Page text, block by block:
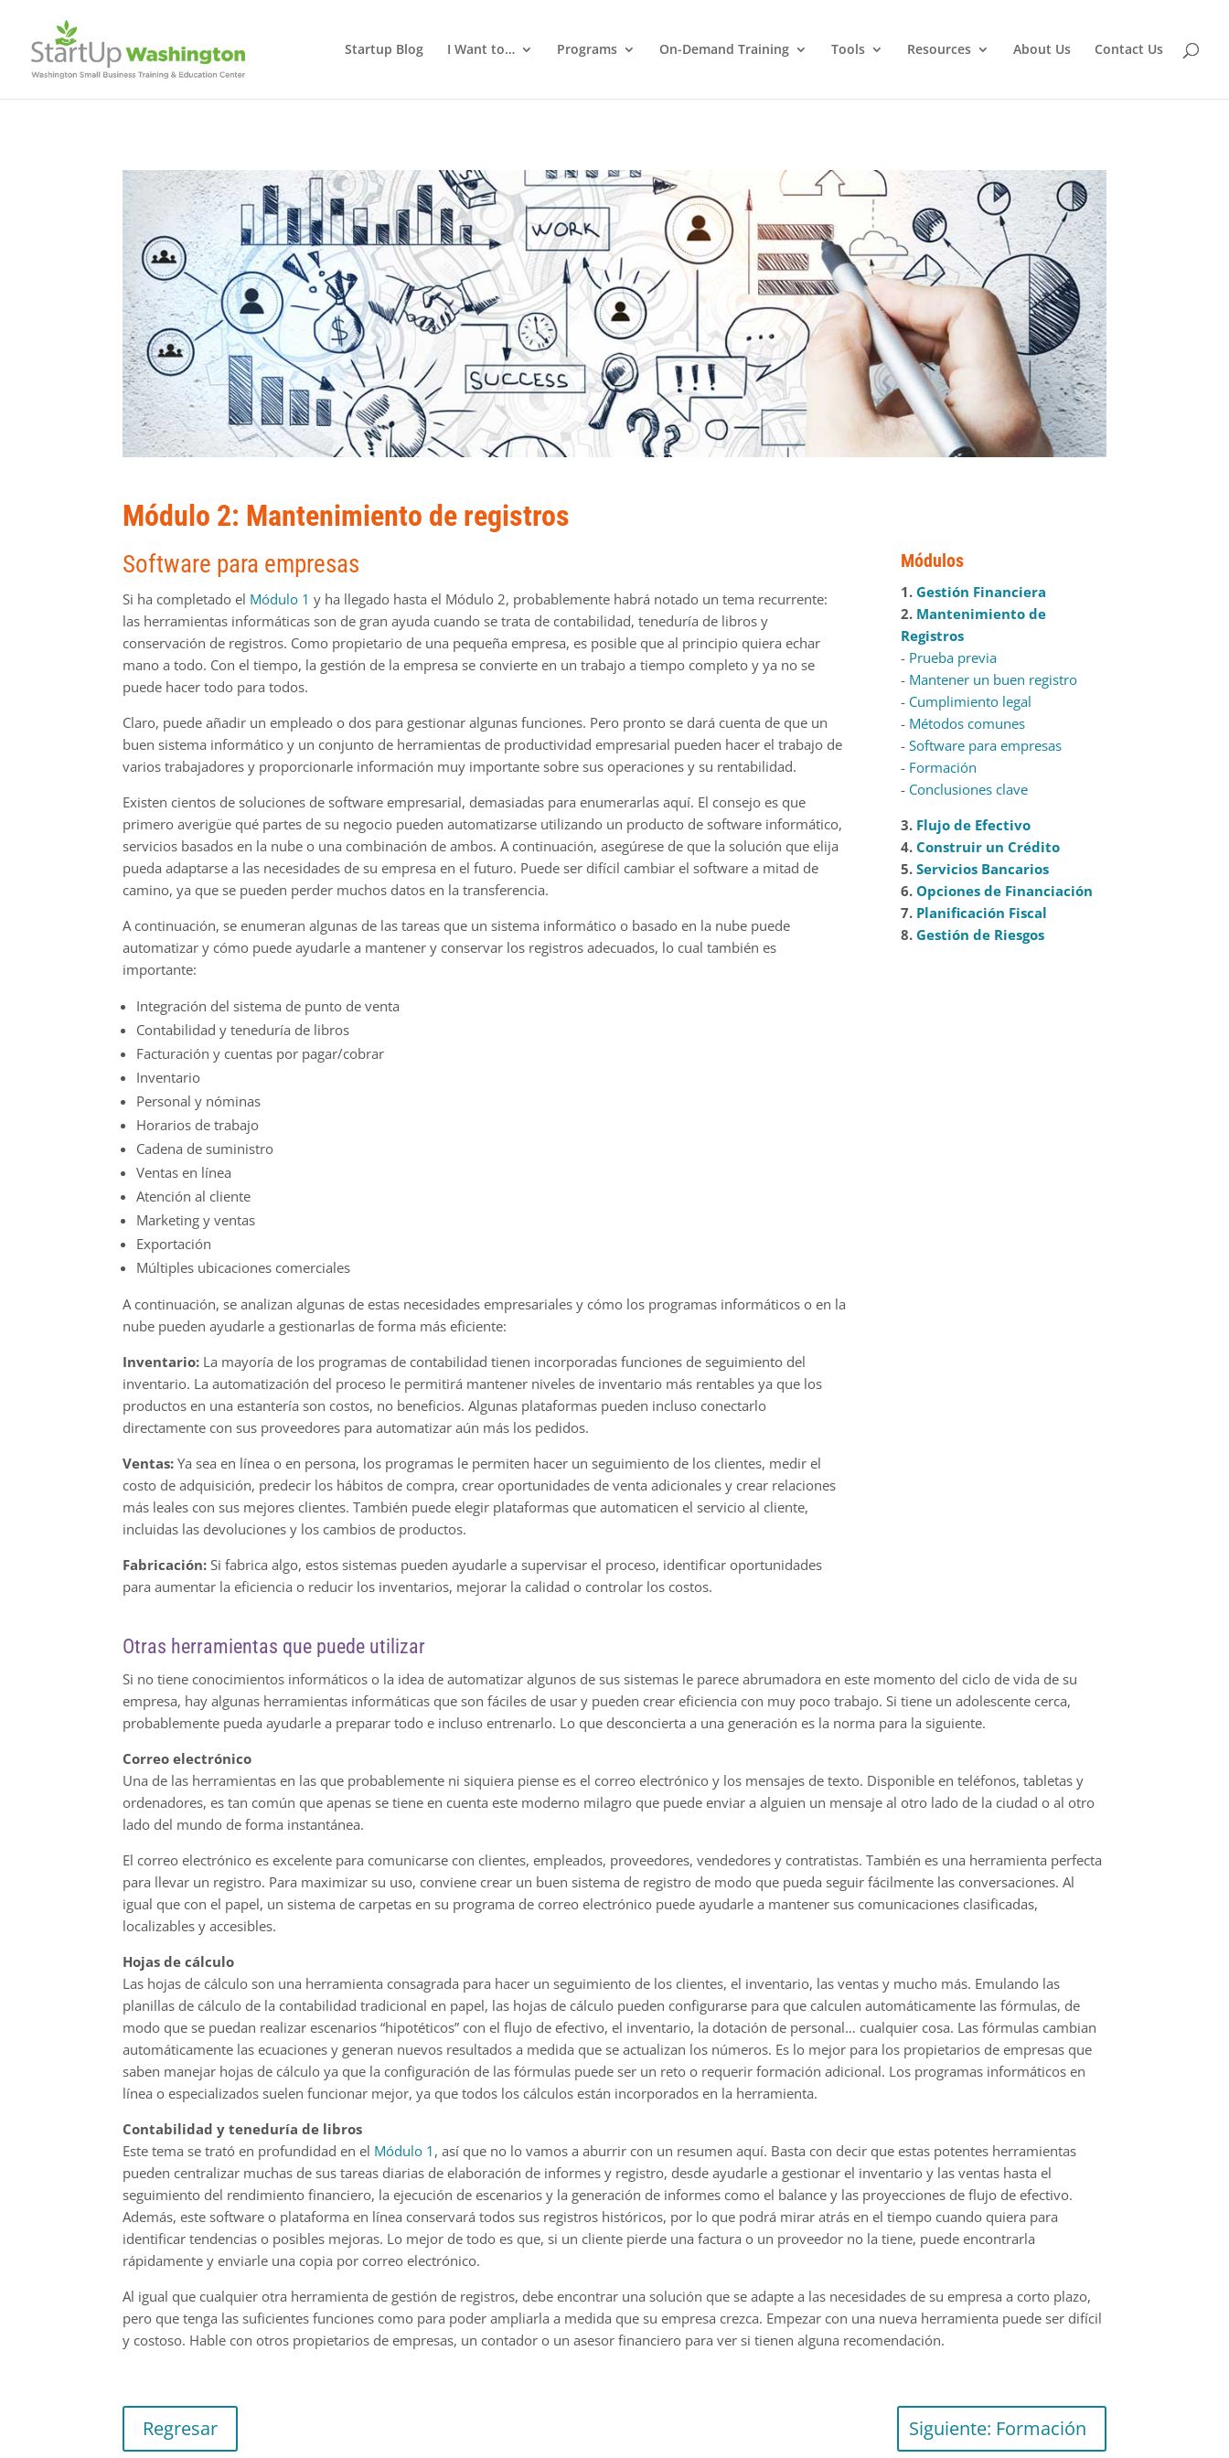
Startup Blog I Want to… Programs On-Demand Training Tools Resources About Us Contact Us
Módulo 2: Mantenimiento de registros
Software para empresas
Si ha completado el Módulo 1 y ha llegado hasta el Módulo 2, probablemente habrá notado un tema recurrente:
las herramientas informáticas son de gran ayuda cuando se trata de contabilidad, teneduría de libros y
conservación de registros. Como propietario de una pequeña empresa, es posible que al principio quiera echar
mano a todo. Con el tiempo, la gestión de la empresa se convierte en un trabajo a tiempo completo y ya no se
puede hacer todo para todos.
Claro, puede añadir un empleado o dos para gestionar algunas funciones. Pero pronto se dará cuenta de que un
buen sistema informático y un conjunto de herramientas de productividad empresarial pueden hacer el trabajo de
varios trabajadores y proporcionarle información muy importante sobre sus operaciones y su rentabilidad.
Existen cientos de soluciones de software empresarial, demasiadas para enumerarlas aquí. El consejo es que
primero averigüe qué partes de su negocio pueden automatizarse utilizando un producto de software informático,
servicios basados en la nube o una combinación de ambos. A continuación, asegúrese de que la solución que elija
pueda adaptarse a las necesidades de su empresa en el futuro. Puede ser difícil cambiar el software a mitad de
camino, ya que se pueden perder muchos datos en la transferencia.
A continuación, se enumeran algunas de las tareas que un sistema informático o basado en la nube puede
automatizar y cómo puede ayudarle a mantener y conservar los registros adecuados, lo cual también es
importante:
Integración del sistema de punto de venta
Contabilidad y teneduría de libros
Facturación y cuentas por pagar/cobrar
Inventario
Personal y nóminas
Horarios de trabajo
Cadena de suministro
Ventas en línea
Atención al cliente
Marketing y ventas
Exportación
Múltiples ubicaciones comerciales
A continuación, se analizan algunas de estas necesidades empresariales y cómo los programas informáticos o en la
nube pueden ayudarle a gestionarlas de forma más eficiente:
Inventario: La mayoría de los programas de contabilidad tienen incorporadas funciones de seguimiento del
inventario. La automatización del proceso le permitirá mantener niveles de inventario más rentables ya que los
productos en una estantería son costos, no beneficios. Algunas plataformas pueden incluso conectarlo
directamente con sus proveedores para automatizar aún más los pedidos.
Ventas:Ya sea en línea o en persona, los programas le permiten hacer un seguimiento de los clientes, medir el
costo de adquisición, predecir los hábitos de compra, crear oportunidades de venta adicionales y crear relaciones
más leales con sus mejores clientes. También puede elegir plataformas que automaticen el servicio al cliente,
incluidas las devoluciones y los cambios de productos.
Fabricación:Si fabrica algo, estos sistemas pueden ayudarle a supervisar el proceso, identificar oportunidades
para aumentar la eficiencia o reducir los inventarios, mejorar la calidad o controlar los costos.
Módulos
1.Gestión Financiera
2. Mantenimiento de
Registros
- Prueba previa
- Mantener un buen registro
- Cumplimiento legal
- Métodos comunes
-Software para empresas
- Formación
- Conclusiones clave
3. Flujo de Efectivo
4.Construir un Crédito
5.Servicios Bancarios
6.Opciones de Financiación
7. Planificación Fiscal
8.Gestión de Riesgos
Otras herramientas que puede utilizar
Si no tiene conocimientos informáticos o la idea de automatizar algunos de sus sistemas le parece abrumadora en este momento del ciclo de vida de su
empresa, hay algunas herramientas informáticas que son fáciles de usar y pueden crear eficiencia con muy poco trabajo. Si tiene un adolescente cerca,
probablemente pueda ayudarle a preparar todo e incluso entrenarlo. Lo que desconcierta a una generación es la norma para la siguiente.
Correo electrónico
Una de las herramientas en las que probablemente ni siquiera piense es el correo electrónico y los mensajes de texto. Disponible en teléfonos, tabletas y
ordenadores, es tan común que apenas se tiene en cuenta este moderno milagro que puede enviar a alguien un mensaje al otro lado de la ciudad o al otro
lado del mundo de forma instantánea.
El correo electrónico es excelente para comunicarse con clientes, empleados, proveedores, vendedores y contratistas. También es una herramienta perfecta
para llevar un registro. Para maximizar su uso, conviene crear un buen sistema de registro de modo que pueda seguir fácilmente las conversaciones. Al
igual que con el papel, un sistema de carpetas en su programa de correo electrónico puede ayudarle a mantener sus comunicaciones clasificadas,
localizables y accesibles.
Hojas de cálculo
Las hojas de cálculo son una herramienta consagrada para hacer un seguimiento de los clientes, el inventario, las ventas y mucho más. Emulando las
planillas de cálculo de la contabilidad tradicional en papel, las hojas de cálculo pueden configurarse para que calculen automáticamente las fórmulas, de
modo que se puedan realizar escenarios “hipotéticos” con el flujo de efectivo, el inventario, la dotación de personal… cualquier cosa. Las fórmulas cambian
automáticamente las ecuaciones y generan nuevos resultados a medida que se actualizan los números. Es lo mejor para los propietarios de empresas que
saben manejar hojas de cálculo ya que la configuración de las fórmulas puede ser un reto o requerir formación adicional. Los programas informáticos en
línea o especializados suelen funcionar mejor, ya que todos los cálculos están incorporados en la herramienta.
Contabilidad y teneduría de libros
Este tema se trató en profundidad en el Módulo 1 , así que no lo vamos a aburrir con un resumen aquí. Basta con decir que estas potentes herramientas
pueden centralizar muchas de sus tareas diarias de elaboración de informes y registro, desde ayudarle a gestionar el inventario y las ventas hasta el
seguimiento del rendimiento financiero, la ejecución de escenarios y la generación de informes como el balance y las proyecciones de flujo de efectivo.
Además, este software o plataforma en línea conservará todos sus registros históricos, por lo que podrá mirar atrás en el tiempo cuando quiera para
identificar tendencias o posibles mejoras. Lo mejor de todo es que, si un cliente pierde una factura o un proveedor no la tiene, puede encontrarla
rápidamente y enviarle una copia por correo electrónico.
Al igual que cualquier otra herramienta de gestión de registros, debe encontrar una solución que se adapte a las necesidades de su empresa a corto plazo,
pero que tenga las suficientes funciones como para poder ampliarla a medida que su empresa crezca. Empezar con una nueva herramienta puede ser difícil
y costoso. Hable con otros propietarios de empresas, un contador o un asesor financiero para ver si tienen alguna recomendación.
Regresar Siguiente: Formación